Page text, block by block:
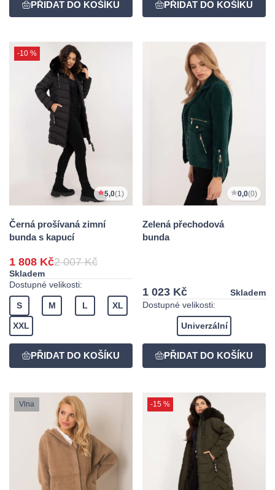
-10 %
5,0(1)
Černá prošívaná zimní
bunda s kapucí
1 808 Kč2 007 Kč
Skladem
Dostupné velikosti:
S M L XL
XXL
0,0(0)
Zelená přechodová
bunda
1 023 Kč
Skladem
Dostupné velikosti:
Univerzální
Vlna -15 %